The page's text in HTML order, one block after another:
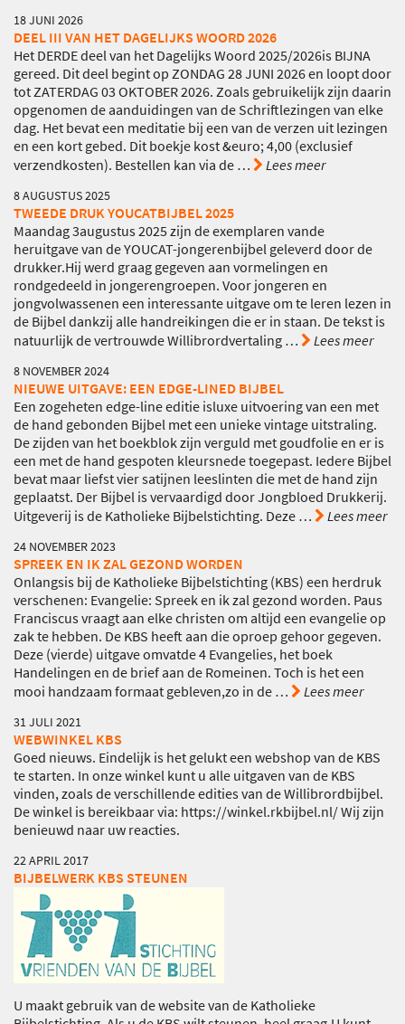
18 JUNI 2026
DEEL III VAN HET DAGELIJKS WOORD 2026
Het DERDE deel van het Dagelijks Woord 2025/2026is BIJNA
gereed. Dit deel begint op ZONDAG 28 JUNI 2026 en loopt door
tot ZATERDAG 03 OKTOBER 2026. Zoals gebruikelijk zijn daarin
opgenomen de aanduidingen van de Schriftlezingen van elke
dag. Het bevat een meditatie bij een van de verzen uit lezingen
en een kort gebed. Dit boekje kost &euro; 4,00 (exclusief
verzendkosten). Bestellen kan via de… Lees meer
8 AUGUSTUS 2025
TWEEDE DRUK YOUCATBIJBEL 2025
Maandag 3augustus 2025 zijn de exemplaren vande
heruitgave van de YOUCAT-jongerenbijbel geleverd door de
drukker.Hij werd graag gegeven aan vormelingen en
rondgedeeld in jongerengroepen. Voor jongeren en
jongvolwassenen een interessante uitgave om te leren lezen in
de Bijbel dankzij alle handreikingen die er in staan. De tekst is
natuurlijk de vertrouwde Willibrordvertaling… Lees meer
8 NOVEMBER 2024
NIEUWE UITGAVE: EEN EDGE-LINED BIJBEL
Een zogeheten edge-line editie isluxe uitvoering van een met
de hand gebonden Bijbel met een unieke vintage uitstraling.
De zijden van het boekblok zijn verguld met goudfolie en er is
een met de hand gespoten kleursnede toegepast. Iedere Bijbel
bevat maar liefst vier satijnen leeslinten die met de hand zijn
geplaatst. Der Bijbel is vervaardigd door Jongbloed Drukkerij.
Uitgeverij is de Katholieke Bijbelstichting. Deze… Lees meer
24 NOVEMBER 2023
SPREEK EN IK ZAL GEZOND WORDEN
Onlangsis bij de Katholieke Bijbelstichting (KBS) een herdruk
verschenen: Evangelie: Spreek en ik zal gezond worden. Paus
Franciscus vraagt aan elke christen om altijd een evangelie op
zak te hebben. De KBS heeft aan die oproep gehoor gegeven.
Deze (vierde) uitgave omvatde 4 Evangelies, het boek
Handelingen en de brief aan de Romeinen. Toch is het een
mooi handzaam formaat gebleven,zo in de… Lees meer
31 JULI 2021
WEBWINKEL KBS
Goed nieuws. Eindelijk is het gelukt een webshop van de KBS
te starten. In onze winkel kunt u alle uitgaven van de KBS
vinden, zoals de verschillende edities van de Willibrordbijbel.
De winkel is bereikbaar via: https://winkel.rkbijbel.nl/ Wij zijn
benieuwd naar uw reacties.
22 APRIL 2017
BIJBELWERK KBS STEUNEN
U maakt gebruik van de website van de Katholieke